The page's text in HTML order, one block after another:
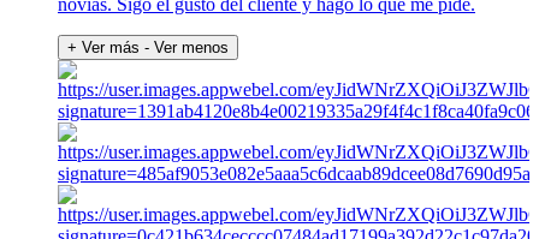
+ Ver más - Ver menos